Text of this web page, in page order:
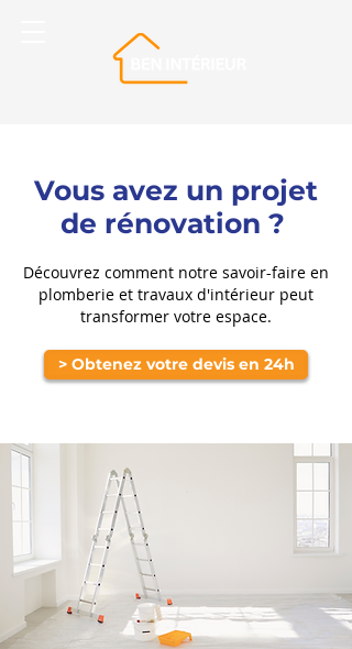
Vous avez un projet
de rénovation ?
Découvrez comment notre savoir-faire en
plomberie et travaux d'intérieur peut
transformer votre espace.
> Obtenez votre devis en 24h